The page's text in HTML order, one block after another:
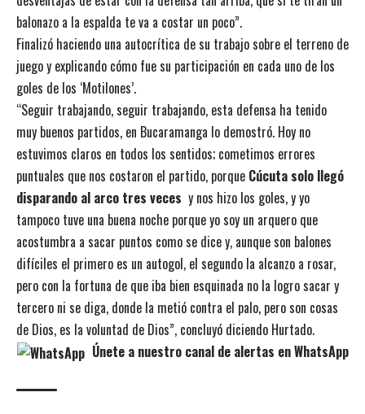
balonazo a la espalda te va a costar un poco”.
Finalizó haciendo una autocrítica de su trabajo sobre el terreno de
juego y explicando cómo fue su participación en cada uno de los
goles de los ‘Motilones’.
“Seguir trabajando, seguir trabajando, esta defensa ha tenido
muy buenos partidos, en Bucaramanga lo demostró. Hoy no
estuvimos claros en todos los sentidos; cometimos errores
puntuales que nos costaron el partido, porque Cúcuta solo llegó
disparando al arco tres veces y nos hizo los goles, y yo
tampoco tuve una buena noche porque yo soy un arquero que
acostumbra a sacar puntos como se dice y, aunque son balones
difíciles el primero es un autogol, el segundo la alcanzo a rosar,
pero con la fortuna de que iba bien esquinada no la logro sacar y
tercero ni se diga, donde la metió contra el palo, pero son cosas
de Dios, es la voluntad de Dios”, concluyó diciendo Hurtado.
Únete a nuestro canal de alertas en WhatsApp